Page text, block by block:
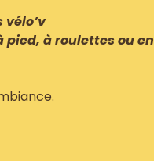
à roulettes ou